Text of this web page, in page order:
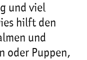
und viel
hilft den
und
oder Puppen,